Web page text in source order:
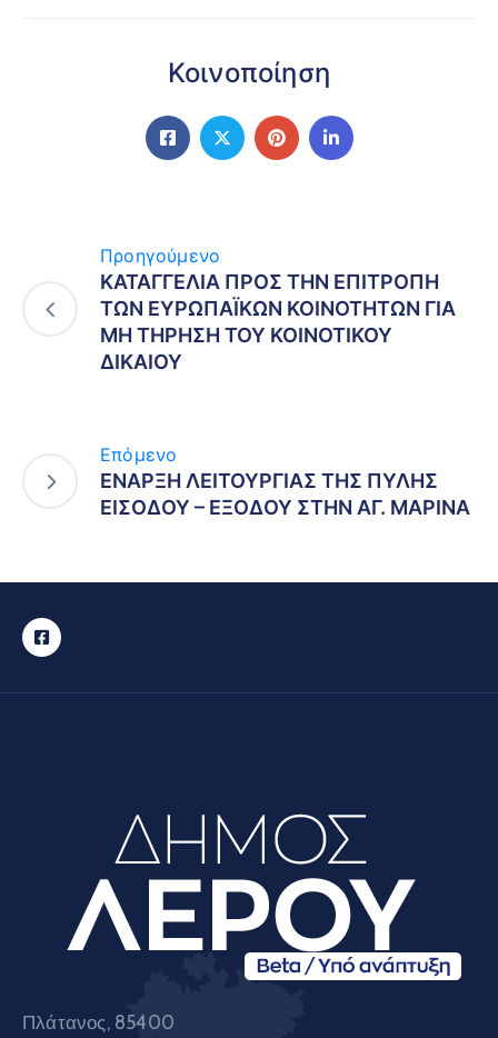
Κοινοποίηση
Προηγούμενο
ΚΑΤΑΓΓΕΛΙΑ ΠΡΟΣ ΤΗΝ ΕΠΙΤΡΟΠΗ
ΤΩΝ ΕΥΡΩΠΑΪΚΩΝ ΚΟΙΝΟΤΗΤΩΝ ΓΙΑ
ΜΗ ΤΗΡΗΣΗ ΤΟΥ ΚΟΙΝΟΤΙΚΟΥ
ΔΙΚΑΙΟΥ
Επόμενο
ΕΝΑΡΞΗ ΛΕΙΤΟΥΡΓΙΑΣ ΤΗΣ ΠΥΛΗΣ
ΕΙΣΟΔΟΥ – ΕΞΟΔΟΥ ΣΤΗΝ ΑΓ. ΜΑΡΙΝΑ
Πλάτανος, 85400